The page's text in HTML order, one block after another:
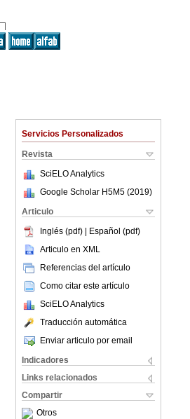
Servicios Personalizados
Revista
SciELO Analytics
Google Scholar H5M5 (2019)
Articulo
Inglés (pdf) | Español (pdf)
Articulo en XML
Referencias del artículo
Como citar este artículo
SciELO Analytics
Traducción automática
Enviar articulo por email
Indicadores
Links relacionados
Compartir
Otros